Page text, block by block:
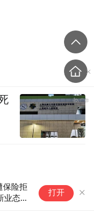
保险拒
业态
加拿大一省
打开